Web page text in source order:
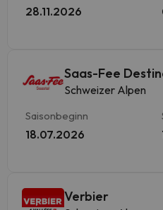
28.11.2026
Saas-Fee
Schweizer Alpen
Saisonbeginn
18.07.2026
Verbier